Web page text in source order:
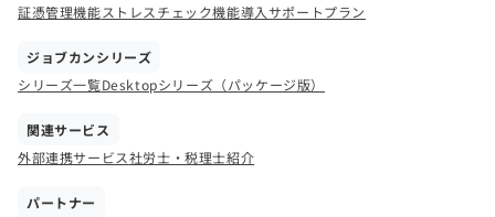
証憑管理機能ストレスチェック機能導入サポートプラン
ジョブカンシリーズ
シリーズ一覧Desktopシリーズ（パッケージ版）
関連サービス
外部連携サービス社労士・税理士紹介
パートナー